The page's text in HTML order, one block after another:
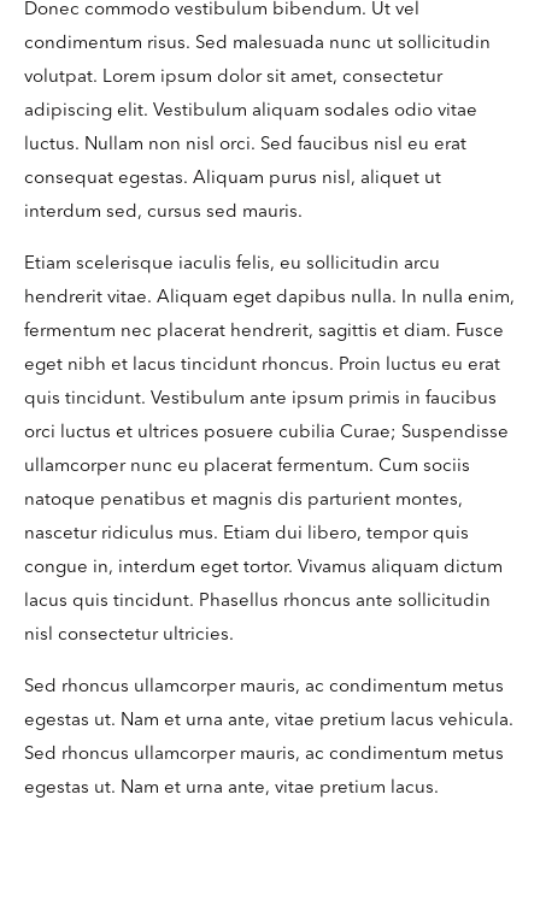
Donec commodo vestibulum bibendum. Ut vel
condimentum risus. Sed malesuada nunc ut sollicitudin
volutpat. Lorem ipsum dolor sit amet, consectetur
adipiscing elit. Vestibulum aliquam sodales odio vitae
luctus. Nullam non nisl orci. Sed faucibus nisl eu erat
consequat egestas. Aliquam purus nisl, aliquet ut
interdum sed, cursus sed mauris.
Etiam scelerisque iaculis felis, eu sollicitudin arcu
hendrerit vitae. Aliquam eget dapibus nulla. In nulla enim,
fermentum nec placerat hendrerit, sagittis et diam. Fusce
eget nibh et lacus tincidunt rhoncus. Proin luctus eu erat
quis tincidunt. Vestibulum ante ipsum primis in faucibus
orci luctus et ultrices posuere cubilia Curae; Suspendisse
ullamcorper nunc eu placerat fermentum. Cum sociis
natoque penatibus et magnis dis parturient montes,
nascetur ridiculus mus. Etiam dui libero, tempor quis
congue in, interdum eget tortor. Vivamus aliquam dictum
lacus quis tincidunt. Phasellus rhoncus ante sollicitudin
nisl consectetur ultricies.
Sed rhoncus ullamcorper mauris, ac condimentum metus
egestas ut. Nam et urna ante, vitae pretium lacus vehicula.
Sed rhoncus ullamcorper mauris, ac condimentum metus
egestas ut. Nam et urna ante, vitae pretium lacus.